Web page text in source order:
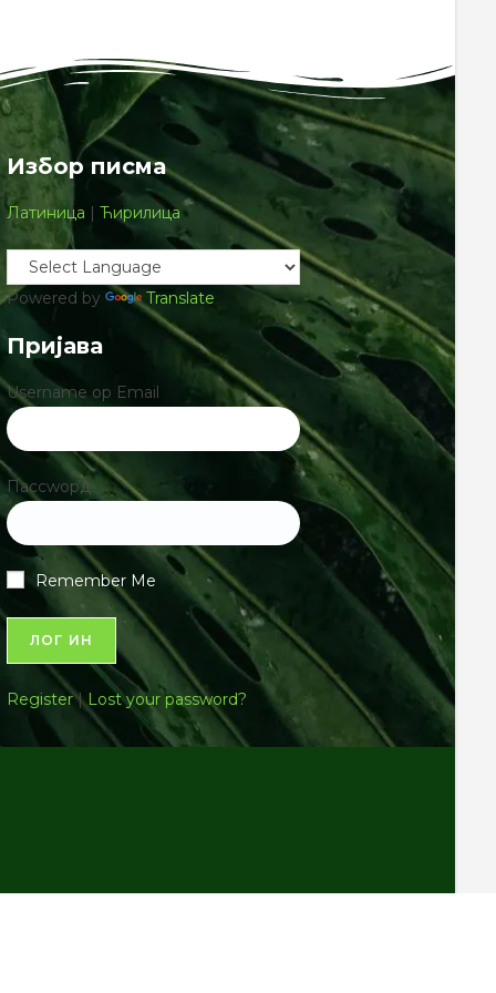
Избор писма
Латиница | Ћирилица
Powered by Translate
Пријава
Username ор Email
Пассwорд
Remember Me
Register|Lost your password?